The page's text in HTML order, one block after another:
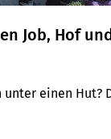
Job, Hof
einen Hut?